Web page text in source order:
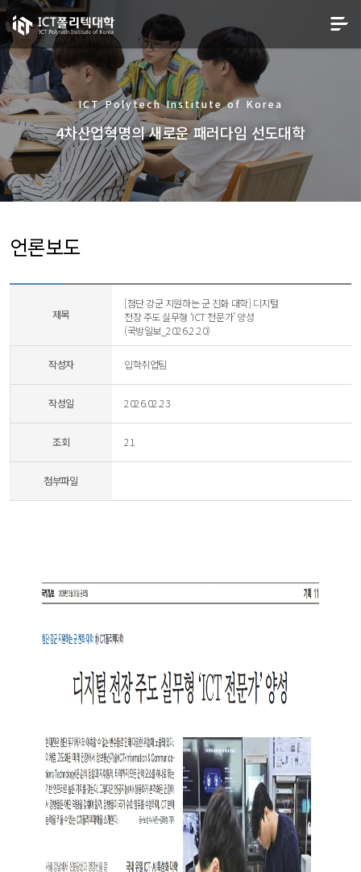
ICT Polytech Institute of Korea
4차산업혁명의 새로운 패러다임 선도대학
언론보도
제목
[첨단 강군 지원하는 군 친화 대학] 디지털
전장 주도 실무형 ‘ICT 전문가’ 양성
(국방일보_2026.2.20)
작성자 입학취업팀
작성일 2026.02.23
조회 21
첨부파일